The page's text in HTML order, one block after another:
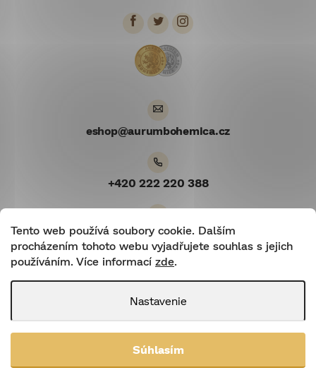
Tento web používá soubory cookie. Dalším
procházením tohoto webu vyjadřujete souhlas s jejich
používáním. Více informací zde.
Nastavenie
Súhlasím
eshop@aurumbohemica.cz
+420 222 220 388
Youtube
Aurum Bohemica. Všetky práva vyhradené.
nastavenie cookies Upravit nastavení cookies